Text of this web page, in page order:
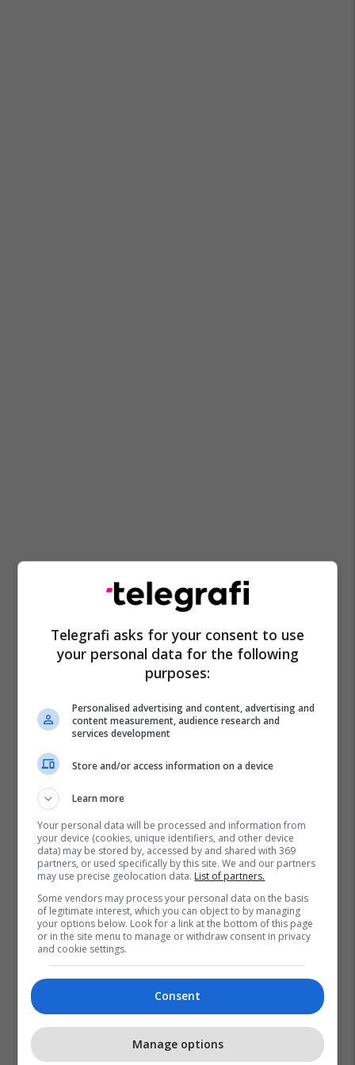
Rasti Monstra
Gjykata Themelore Publike Shkupi 1
Gjykata Supreme E Maqedonisë
Telegrafi asks for your consent to use
your personal data for the following
purposes:
Personalised advertising and content, advertising and
content measurement, audience research and
services development
Store and/or access information on a device
Learn more
Your personal data will be processed and information from
your device (cookies, unique identifiers, and other device
data) may be stored by, accessed by and shared with 369
partners, or used specifically by this site. We and our partners
may use precise geolocation data. List of partners.
Some vendors may process your personal data on the basis
of legitimate interest, which you can object to by managing
your options below. Look for a link at the bottom of this page
or in the site menu to manage or withdraw consent in privacy
and cookie settings.
Consent
Manage options